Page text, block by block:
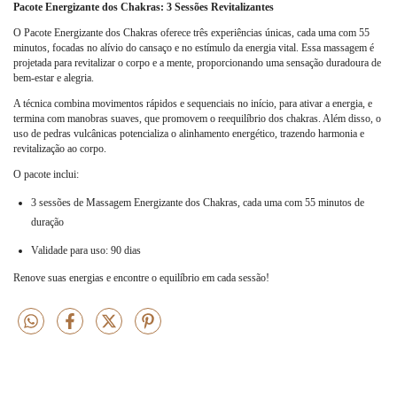
Pacote Energizante dos Chakras: 3 Sessões Revitalizantes
O Pacote Energizante dos Chakras oferece três experiências únicas, cada uma com 55
minutos, focadas no alívio do cansaço e no estímulo da energia vital. Essa massagem é
projetada para revitalizar o corpo e a mente, proporcionando uma sensação duradoura de
bem-estar e alegria.
A técnica combina movimentos rápidos e sequenciais no início, para ativar a energia, e
termina com manobras suaves, que promovem o reequilíbrio dos chakras. Além disso, o
uso de pedras vulcânicas potencializa o alinhamento energético, trazendo harmonia e
revitalização ao corpo.
O pacote inclui:
3 sessões de Massagem Energizante dos Chakras, cada uma com 55 minutos de
duração
Validade para uso: 90 dias
Renove suas energias e encontre o equilíbrio em cada sessão!